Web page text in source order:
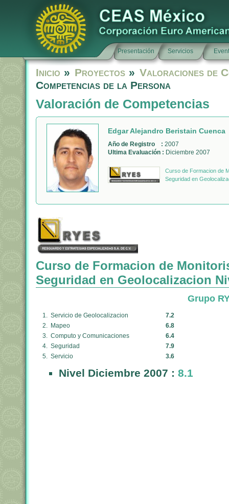
Presentación Servicios
Inicio » Proyectos » Valoraciones de
Competencias de la Persona
Valoración de Competencias
Edgar Alejandro Beristain Cuenca
Año de Registro : 2007
Ultima Evaluación : Diciembre 2007
Curso de Formacion de
Seguridad en
Curso de Formacion de
Seguridad en Geolocalizacion
Grupo
1. Servicio de Geolocalizacion
7.2
2. Mapeo
6.8
3. Computo y Comunicaciones
6.4
4. Seguridad
7.9
5. Servicio
3.6
Nivel Diciembre 2007 : 8.1